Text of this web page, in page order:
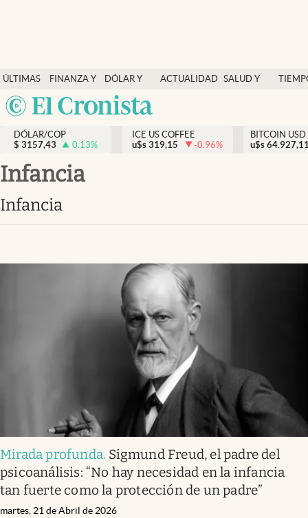
ÚLTIMAS
NOTICIAS
FINANZA Y
ECONOMÍA
DÓLAR Y
MERCADOS
ACTUALIDAD SALUD Y
México
Salud y nutrición
Vida espiritual
Actualidad
Dólar y mercados
Curiosidades
DÓLAR/COP
$ 3157,43 0.13%
ICE US COFFEE
u$s 319,15 -0.96%
BITCOIN USD
u$s
infancia
infancia
Mirada profunda. Sigmund Freud, el padre del
psicoanálisis: “No hay necesidad en la infancia
tan fuerte como la protección de un padre”
martes, 21 de Abril de 2026